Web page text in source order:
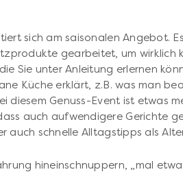
sich am saisonalen Angebot.
gearbeitet, um wirklich
Sie unter Anleitung erlernen
Küche erklärt, z.B. was man
diesem Genuss-Event ist etwas
auch aufwendigere Gerichte
auch schnelle Alltagstipps als
hineinschnuppern, „mal